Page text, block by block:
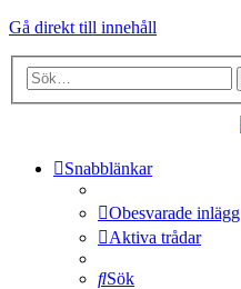
Gå direkt till innehåll
Snabblänkar
Obesvarade inlägg
Aktiva trådar
Sök